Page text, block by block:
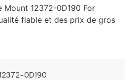
Mount 12372-0D190 For
fiable et des prix de gros
0D190